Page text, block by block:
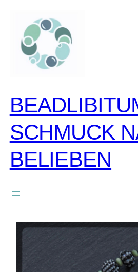
springen
SCHMUCK
BELIEBEN